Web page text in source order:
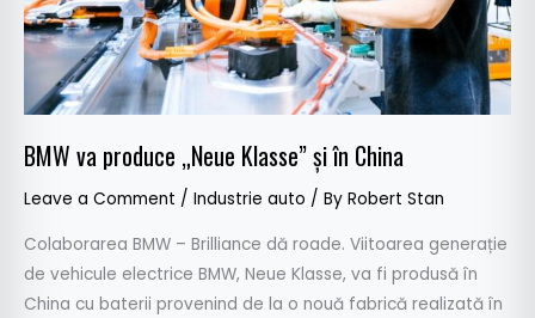
BMW va produce „Neue Klasse” și în China
Leave a Comment / Industrie auto / By Robert Stan
Colaborarea BMW – Brilliance dă roade. Viitoarea generație
de vehicule electrice BMW, Neue Klasse, va fi produsă în
China cu baterii provenind de la o nouă fabrică realizată în
China